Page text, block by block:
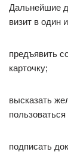
Дальнейшие
визит в один
предъявить
карточку;
высказать
подписать